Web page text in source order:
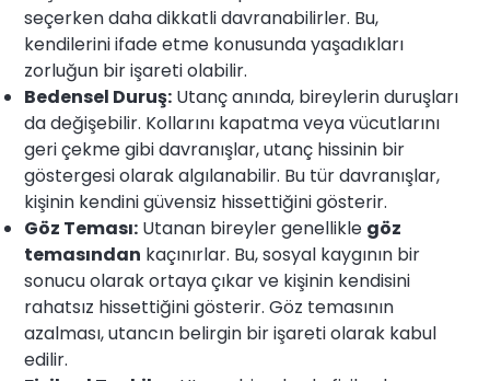
seçerken daha dikkatli davranabilirler. Bu,
kendilerini ifade etme konusunda yaşadıkları
zorluğun bir işareti olabilir.
Bedensel Duruş: Utanç anında, bireylerin duruşları
da değişebilir. Kollarını kapatma veya vücutlarını
geri çekme gibi davranışlar, utanç hissinin bir
göstergesi olarak algılanabilir. Bu tür davranışlar,
kişinin kendini güvensiz hissettiğini gösterir.
Göz Teması: Utanan bireyler genellikle göz
temasından kaçınırlar. Bu, sosyal kaygının bir
sonucu olarak ortaya çıkar ve kişinin kendisini
rahatsız hissettiğini gösterir. Göz temasının
azalması, utancın belirgin bir işareti olarak kabul
edilir.